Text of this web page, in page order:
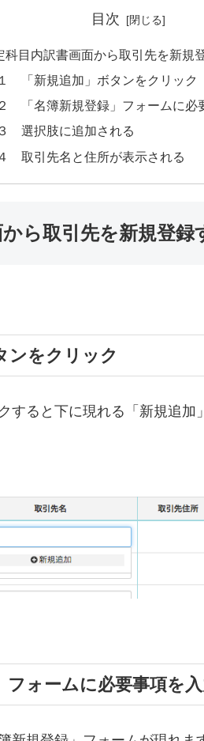
目次
科目内訳書画面から取引先を新規
１ 「新規追加」ボタンをクリック
２ 「名簿新規登録」フォームに必
３ 選択肢に追加される
取引先名と住所が表示される
ら取引先を新規登録
ンをクリック
すると下に現れる「新規追加
ォームに必要事項を入